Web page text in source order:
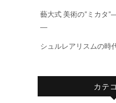
藝大式 美術の”ミカタ
―
シュルレアリスムの時
カテ